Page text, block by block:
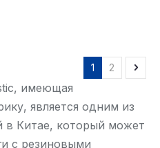
1 2
имеющая
является одним из
в Китае, который может
с резиновыми